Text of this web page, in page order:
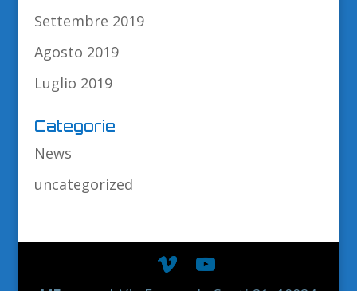
Settembre 2019
Agosto 2019
Luglio 2019
Categorie
News
uncategorized